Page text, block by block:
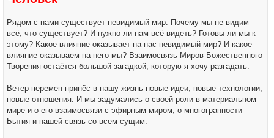
е
е
Рядом с нами существует невидимый мир. Почему мы не видим
всё, что существует? И нужно ли нам всё видеть? Готовы ли мы к
этому? Какое влияние оказывает на нас невидимый мир? И какое
влияние оказываем на него мы? Взаимосвязь Миров Божественного
Творения остаётся большой загадкой, которую я хочу разгадать.
Ветер перемен принёс в нашу жизнь новые идеи, новые технологии,
новые отношения. И мы задумались о своей роли в материальном
мире и о его взаимосвязи с эфирным миром, о многогранности
Бытия и нашей связь со всем сущим.